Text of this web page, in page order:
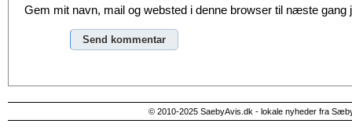
Gem mit navn, mail og websted i denne browser til næste gang
© 2010-2025 SaebyAvis.dk - lokale nyheder fra